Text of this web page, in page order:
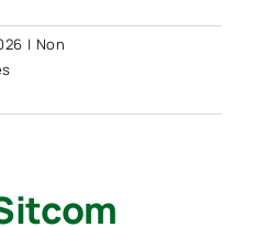
| Non
sur
une
de
collecte